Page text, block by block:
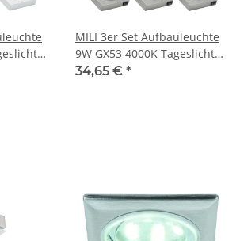
MILI 3er Set Aufbauleuchte
9W GX53 4000K Tageslicht
230V 520 lumen Eisen
34,65 € *